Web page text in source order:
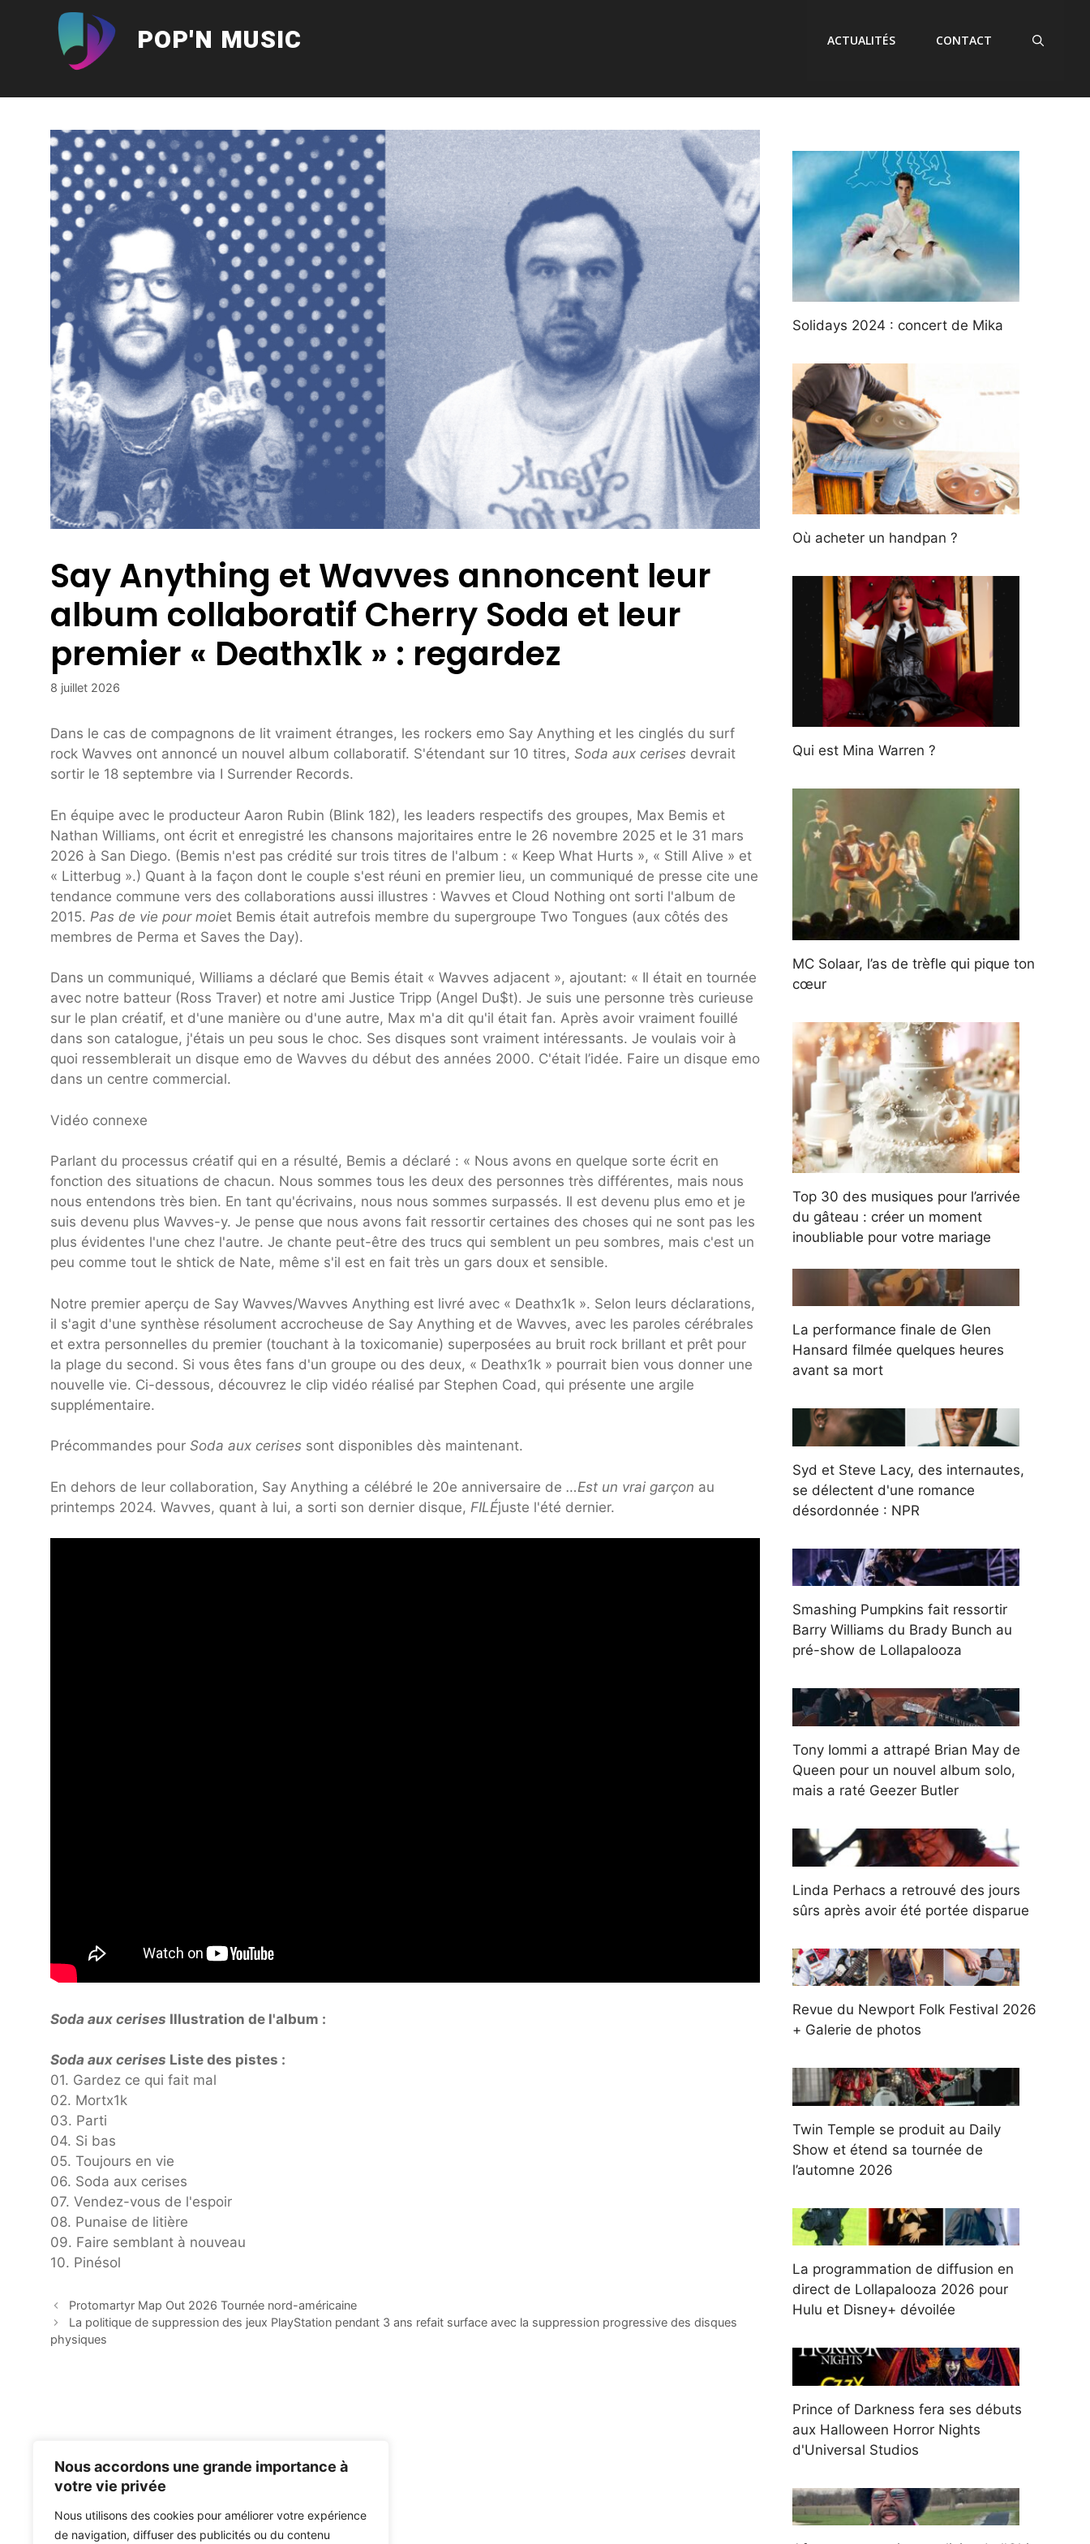
Nous accordons une grande importance à
votre vie privée
Nous utilisons des cookies pour améliorer votre expérience
de navigation, diffuser des publicités ou du contenu
POP'N MUSIC ACTUALITÉS CONTACT
Say Anything et Wavves annoncent leur
album collaboratif Cherry Soda et leur
premier « Deathx1k » : regardez
8 juillet 2026
Dans le cas de compagnons de lit vraiment étranges, les rockers emo Say Anything et les cinglés du surf
rock Wavves ont annoncé un nouvel album collaboratif. S'étendant sur 10 titres, Soda aux cerises devrait
sortir le 18 septembre via I Surrender Records.
En équipe avec le producteur Aaron Rubin (Blink 182), les leaders respectifs des groupes, Max Bemis et
Nathan Williams, ont écrit et enregistré les chansons majoritaires entre le 26 novembre 2025 et le 31 mars
2026 à San Diego. (Bemis n'est pas crédité sur trois titres de l'album : « Keep What Hurts », « Still Alive » et
« Litterbug ».) Quant à la façon dont le couple s'est réuni en premier lieu, un communiqué de presse cite une
tendance commune vers des collaborations aussi illustres : Wavves et Cloud Nothing ont sorti l'album de
2015. Pas de vie pour moiet Bemis était autrefois membre du supergroupe Two Tongues (aux côtés des
membres de Perma et Saves the Day).
Dans un communiqué, Williams a déclaré que Bemis était « Wavves adjacent », ajoutant: « Il était en tournée
avec notre batteur (Ross Traver) et notre ami Justice Tripp (Angel Du$t). Je suis une personne très curieuse
sur le plan créatif, et d'une manière ou d'une autre, Max m'a dit qu'il était fan. Après avoir vraiment fouillé
dans son catalogue, j'étais un peu sous le choc. Ses disques sont vraiment intéressants. Je voulais voir à
quoi ressemblerait un disque emo de Wavves du début des années 2000. C'était l’idée. Faire un disque emo
dans un centre commercial.
Vidéo connexe
Parlant du processus créatif qui en a résulté, Bemis a déclaré : « Nous avons en quelque sorte écrit en
fonction des situations de chacun. Nous sommes tous les deux des personnes très différentes, mais nous
nous entendons très bien. En tant qu'écrivains, nous nous sommes surpassés. Il est devenu plus emo et je
suis devenu plus Wavves-y. Je pense que nous avons fait ressortir certaines des choses qui ne sont pas les
plus évidentes l'une chez l'autre. Je chante peut-être des trucs qui semblent un peu sombres, mais c'est un
peu comme tout le shtick de Nate, même s'il est en fait très un gars doux et sensible.
Notre premier aperçu de Say Wavves/Wavves Anything est livré avec « Deathx1k ». Selon leurs déclarations,
il s'agit d'une synthèse résolument accrocheuse de Say Anything et de Wavves, avec les paroles cérébrales
et extra personnelles du premier (touchant à la toxicomanie) superposées au bruit rock brillant et prêt pour
la plage du second. Si vous êtes fans d'un groupe ou des deux, « Deathx1k » pourrait bien vous donner une
nouvelle vie. Ci-dessous, découvrez le clip vidéo réalisé par Stephen Coad, qui présente une argile
supplémentaire.
Précommandes pour Soda aux cerises sont disponibles dès maintenant.
En dehors de leur collaboration, Say Anything a célébré le 20e anniversaire de …Est un vrai garçon au
printemps 2024. Wavves, quant à lui, a sorti son dernier disque, FILÉjuste l'été dernier.
Soda aux cerises Illustration de l'album :
Soda aux cerises Liste des pistes :
01. Gardez ce qui fait mal
02. Mortx1k
03. Parti
04. Si bas
05. Toujours en vie
06. Soda aux cerises
07. Vendez-vous de l'espoir
08. Punaise de litière
09. Faire semblant à nouveau
10. Pinésol
Protomartyr Map Out 2026 Tournée nord-américaine
La politique de suppression des jeux PlayStation pendant 3 ans refait surface avec la suppression progressive des disques
physiques
Solidays 2024 : concert de Mika
Où acheter un handpan ?
Qui est Mina Warren ?
MC Solaar, l’as de trèfle qui pique ton
cœur
Top 30 des musiques pour l’arrivée
du gâteau : créer un moment
inoubliable pour votre mariage
La performance finale de Glen
Hansard filmée quelques heures
avant sa mort
Syd et Steve Lacy, des internautes,
se délectent d'une romance
désordonnée : NPR
Smashing Pumpkins fait ressortir
Barry Williams du Brady Bunch au
pré-show de Lollapalooza
Tony Iommi a attrapé Brian May de
Queen pour un nouvel album solo,
mais a raté Geezer Butler
Linda Perhacs a retrouvé des jours
sûrs après avoir été portée disparue
Revue du Newport Folk Festival 2026
+ Galerie de photos
Twin Temple se produit au Daily
Show et étend sa tournée de
l’automne 2026
La programmation de diffusion en
direct de Lollapalooza 2026 pour
Hulu et Disney+ dévoilée
Prince of Darkness fera ses débuts
aux Halloween Horror Nights
d'Universal Studios